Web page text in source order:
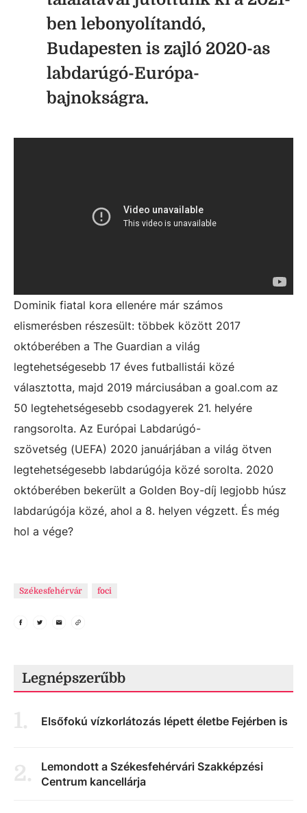
ben lebonyolítandó,
Budapesten is zajló 2020-as
labdarúgó-Európa-
bajnokságra.
Dominik fiatal kora ellenére már számos
elismerésben részesült: többek között 2017
októberében a The Guardian a világ
legtehetségesebb 17 éves futballistái közé
választotta, majd 2019 márciusában a goal.com az
50 legtehetségesebb csodagyerek 21. helyére
rangsorolta. Az Európai Labdarúgó-
szövetség (UEFA) 2020 januárjában a világ ötven
legtehetségesebb labdarúgója közé sorolta. 2020
októberében bekerült a Golden Boy-díj legjobb húsz
labdarúgója közé, ahol a 8. helyen végzett. És még
hol a vége?
Székesfehérvár foci
Legnépszerűbb
1. Elsőfokú vízkorlátozás lépett életbe Fejérben is
2.
Lemondott a Székesfehérvári Szakképzési
Centrum kancellárja